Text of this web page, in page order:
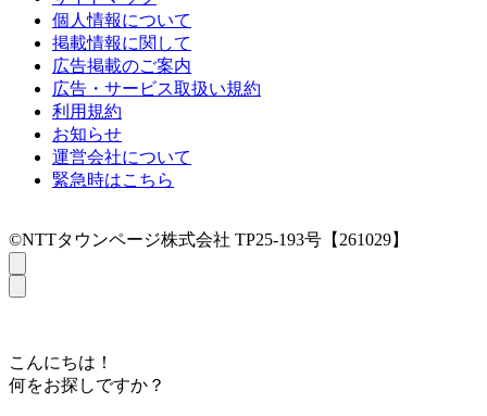
個人情報について
掲載情報に関して
広告掲載のご案内
広告・サービス取扱い規約
利用規約
お知らせ
運営会社について
緊急時はこちら
©NTTタウンページ株式会社 TP25-193号【261029】
こんにちは！
何をお探しですか？